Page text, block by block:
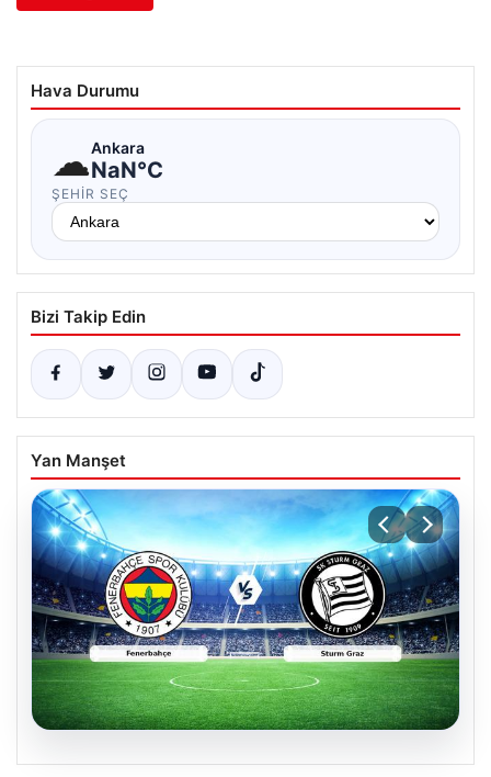
Hava Durumu
☁Ankara
NaN°C
ŞEHIR SEÇ
Bizi Takip Edin
Yan Manşet
05.08.2026